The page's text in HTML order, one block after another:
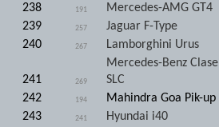
238
191 Mercedes-AMG GT4
239
257 Jaguar F-Type
240
267 Lamborghini Urus
241 269
Mercedes-Benz Clase
SLC
242
194 Mahindra Goa Pik-up
243
241 Hyundai i40